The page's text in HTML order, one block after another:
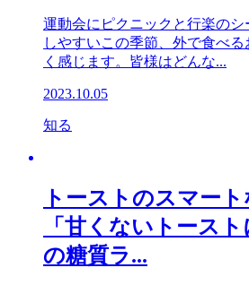
運動会にピクニックと行楽の
しやすいこの季節、外で食べ
く感じます。皆様はどんな...
2023.10.05
知る
トーストのスマー
「甘くないトースト
の糖質ラ...